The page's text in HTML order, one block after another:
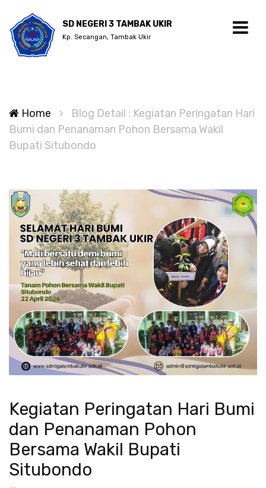
SD NEGERI 3 TAMBAK UKIR
Kp. Secangan, Tambak Ukir
Home
Blog Detail : Kegiatan Peringatan Hari
Bumi dan Penanaman Pohon Bersama Wakil
Bupati Situbondo
Kegiatan Peringatan Hari Bumi
dan Penanaman Pohon
Bersama Wakil Bupati
Situbondo